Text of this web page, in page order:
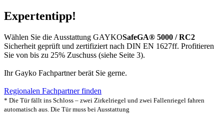
Expertentipp!
Wählen Sie die Ausstattung GAYKOSafeGA® 5000 / RC2
Sicherheit geprüft und zertifiziert nach DIN EN 1627ff. Profitieren
Sie von bis zu 25% Zuschuss (siehe Seite 3).
Ihr Gayko Fachpartner berät Sie gerne.
Regionalen Fachpartner finden
* Die Tür fällt ins Schloss – zwei Zirkelriegel und zwei Fallenriegel fahren
automatisch aus. Die Tür muss bei Ausstattung